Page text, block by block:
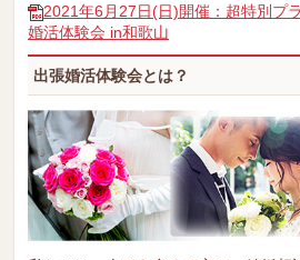
2021年6月27日(日)開催：超特別プ
婚活体験会 in和歌山
出張婚活体験会とは？